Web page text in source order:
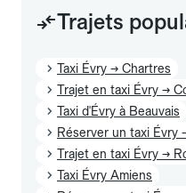
Trajets
Taxi Évry → Chartres
Trajet en taxi Évry →
Taxi d'Évry à Beauvais
Réserver un taxi Évry
Trajet en taxi Évry →
Taxi Évry Amiens